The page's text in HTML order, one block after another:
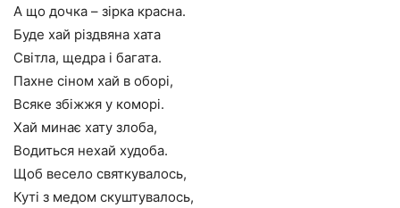
А що дочка – зірка красна.
Буде хай різдвяна хата
Світла, щедра і багата.
Пахне сіном хай в оборі,
Всяке збіжжя у коморі.
Хай минає хату злоба,
Водиться нехай худоба.
Щоб весело святкувалось,
Куті з медом скуштувалось,